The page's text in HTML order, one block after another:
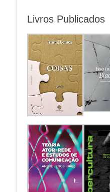
Livros Publicados